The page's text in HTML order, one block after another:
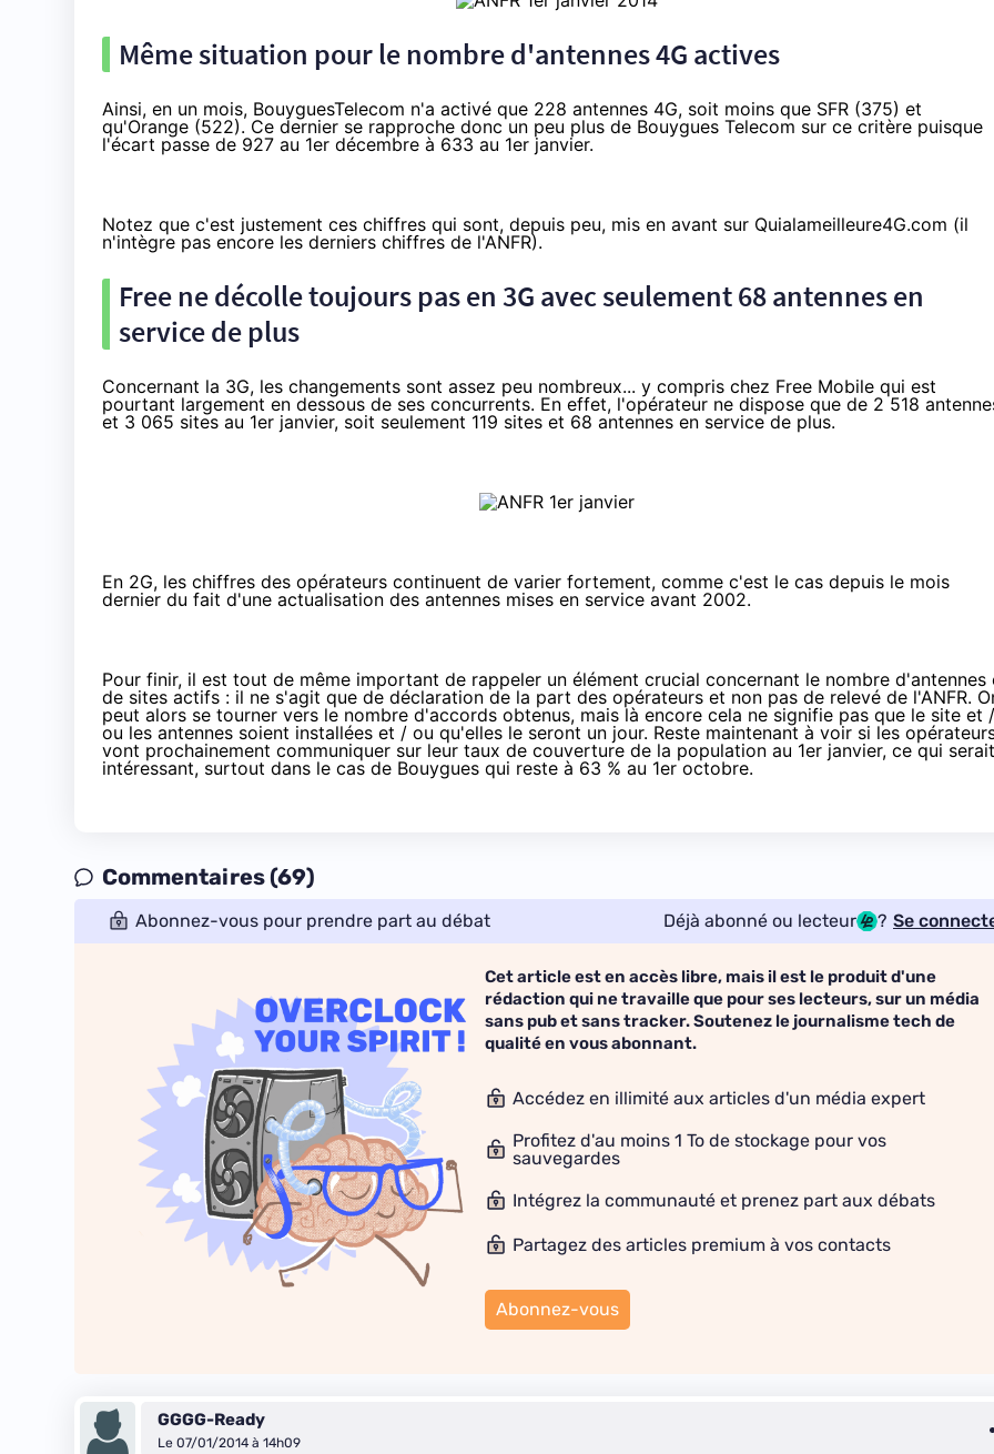
Même situation pour le nombre d'antennes 4G actives
Ainsi, en un mois, BouyguesTelecom n'a activé que 228 antennes 4G, soit moins que SFR (375) et
qu'Orange (522). Ce dernier se rapproche donc un peu plus de Bouygues Telecom sur ce critère puisque
l'écart passe de 927 au 1er décembre à 633 au 1er janvier.
Notez que c'est justement ces chiffres qui sont, depuis peu, mis en avant sur Quialameilleure4G.com (il
n'intègre pas encore les derniers chiffres de l'ANFR).
Free ne décolle toujours pas en 3G avec seulement 68 antennes en
service de plus
Concernant la 3G, les changements sont assez peu nombreux... y compris chez Free Mobile qui est
pourtant largement en dessous de ses concurrents. En effet, l'opérateur ne dispose que de 2 518
et 3 065 sites au 1er janvier, soit seulement 119 sites et 68 antennes en service de plus.
En 2G, les chiffres des opérateurs continuent de varier fortement, comme c'est le cas depuis le mois
dernier du fait d'une actualisation des antennes mises en service avant 2002.
Pour finir, il est tout de même important de rappeler un élément crucial concernant le nombre d'antennes
de sites actifs : il ne s'agit que de déclaration de la part des opérateurs et non pas de relevé de l'ANFR.
peut alors se tourner vers le nombre d'accords obtenus, mais là encore cela ne signifie pas que le site et /
ou les antennes soient installées et / ou qu'elles le seront un jour. Reste maintenant à voir si les
vont prochainement communiquer sur leur taux de couverture de la population au 1er janvier, ce qui serait
intéressant, surtout dans le cas de Bouygues qui reste à 63 % au 1er octobre.
Commentaires (69)
Abonnez-vous pour prendre part au débat Déjà abonné ou lecteur ? Se
Cet article est en accès libre, mais il est le produit d'une
rédaction qui ne travaille que pour ses lecteurs, sur un média
sans pub et sans tracker. Soutenez le journalisme tech de
qualité en vous abonnant.
Accédez en illimité aux articles d'un média expert
Profitez d'au moins 1 To de stockage pour vos
sauvegardes
Intégrez la communauté et prenez part aux débats
Partagez des articles premium à vos contacts
Abonnez-vous
GGGG-Ready
Le 07/01/2014 à 14h09